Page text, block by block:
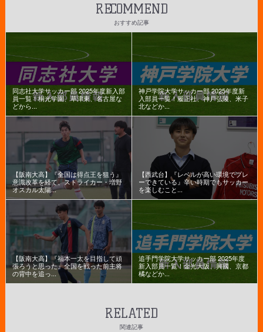
RECOMMEND
おすすめ記事
同志社大学サッカー部 2025年度新入部
員一覧！桐光学園、草津東、名古屋な
どから...
神戸学院大学サッカー部 2025年度新
入部員一覧！履正社、神戸弘陵、米子
北などか...
【阪南大高】『全国は得点王を狙う』
意識改革を経て、ストライカー・増野
オスカル太陽...
【西武台】『レベルが高い環境でプレ
ーできている』辛い時期でもサッカー
を楽しむこと...
【阪南大高】『福本一太を目指して頑
張ろうと思った』全国を戦った前主将
の背中を追っ...
追手門学院大学サッカー部 2025年度
新入部員一覧！金光大阪、興國、京都
橘などか...
RELATED
関連記事